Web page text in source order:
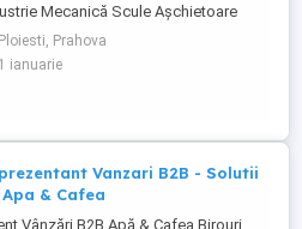
Mecanică Scule Așchietoare
specializată în importul și
de scule așchietoare și
industriale din Europa,
de Vânzări Tehnice pentru
Ploiesti, Prahova
1 ianuarie
Vanzari B2B - Solutii
& Cafea
Vânzări B2B Apă & Cafea Birouri